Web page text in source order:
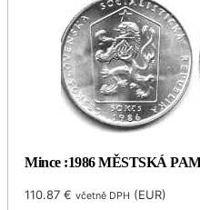
Mince :1986 MĚSTSKÁ
110.87€ včetně DPH (EUR)